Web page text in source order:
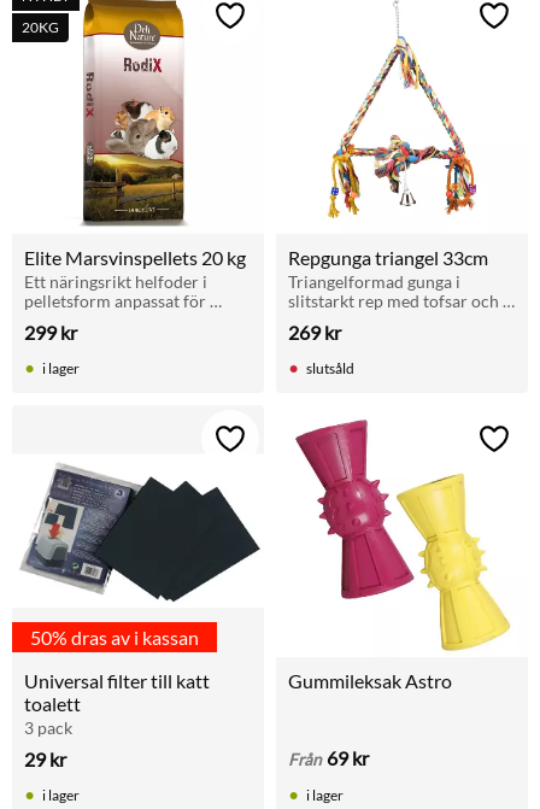
Elite Marsvinspellets 20 kg
Ett näringsrikt helfoder i
pelletsform anpassat för
berikat med extra vitamin C
för god hälsa.
299kr
20KG
Lägg till i favoriter
i lager
Repgunga triangel 33cm
Triangelformad gunga i
slitstarkt rep med tofsar och
balans.
269kr
Lägg
slutsåld
50% dras av i kassan
Universal filter till katt
toalett
3 pack
29kr
Lägg till i favoriter
i lager
Gummileksak Astro
Från 69kr
Lägg
i lager